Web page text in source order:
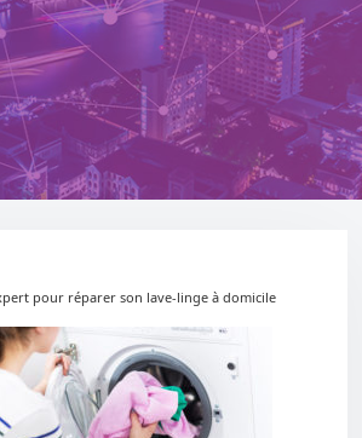
pour réparer son lave-linge à domicile